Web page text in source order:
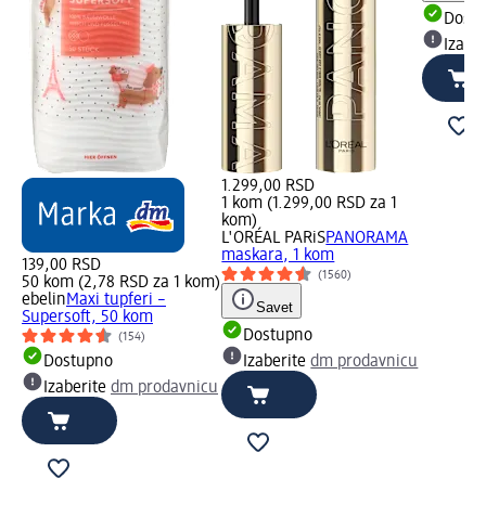
139,00 RSD
50 kom (2,78 RSD za 1 kom)
ebelinMaxi tupferi –
Supersoft, 50 kom
(154)
Dostupno
Izaberite dm prodavnicu
1.299,00 RSD
1 kom (1.299,00 RSD za 1
kom)
L'ORÉAL PARiSPANORAMA
maskara, 1 kom
(1560)
Savet
Dostupno
Izaberitedm prodavnicu